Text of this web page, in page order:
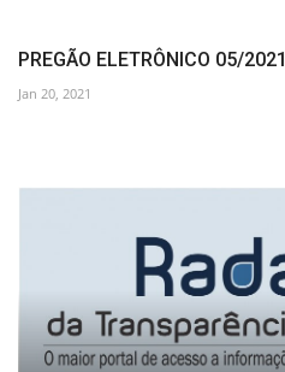
PREGÃO ELETRÔNICO 05/2021
Jan 20, 2021